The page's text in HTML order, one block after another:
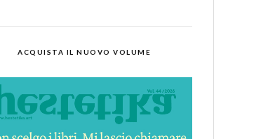
ACQUISTA IL NUOVO VOLUME